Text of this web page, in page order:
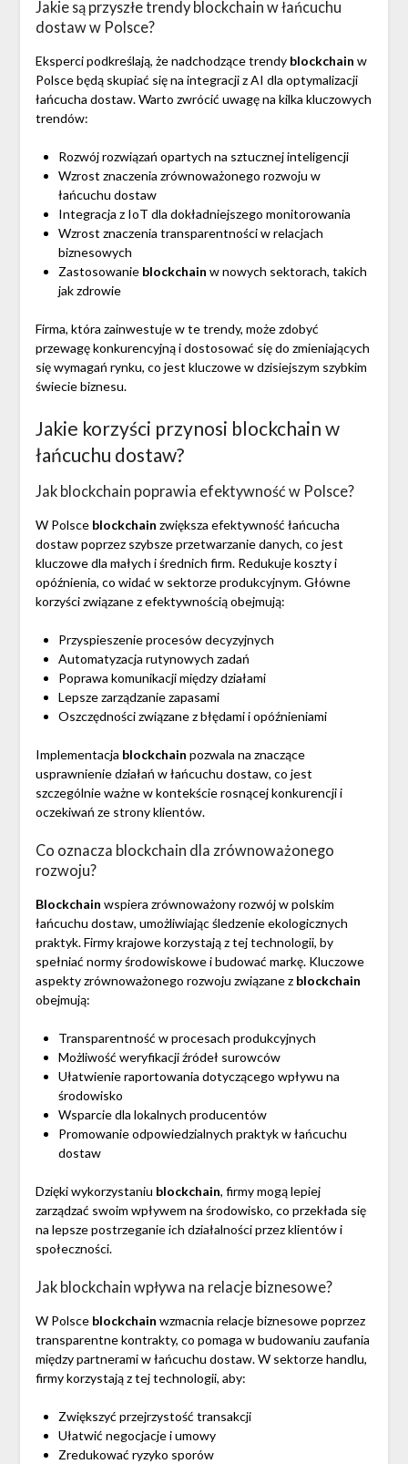
Jakie są przyszłe trendy blockchain w łańcuchu
dostaw w Polsce?
Eksperci podkreślają, że nadchodzące trendy blockchain w
Polsce będą skupiać się na integracji z AI dla optymalizacji
łańcucha dostaw. Warto zwrócić uwagę na kilka kluczowych
trendów:
Rozwój rozwiązań opartych na sztucznej inteligencji
Wzrost znaczenia zrównoważonego rozwoju w
łańcuchu dostaw
Integracja z IoT dla dokładniejszego monitorowania
Wzrost znaczenia transparentności w relacjach
biznesowych
Zastosowanie blockchain w nowych sektorach, takich
jak zdrowie
Firma, która zainwestuje w te trendy, może zdobyć
przewagę konkurencyjną i dostosować się do zmieniających
się wymagań rynku, co jest kluczowe w dzisiejszym szybkim
świecie biznesu.
Jakie korzyści przynosi blockchain w
łańcuchu dostaw?
Jak blockchain poprawia efektywność w Polsce?
W Polsce blockchain zwiększa efektywność łańcucha
dostaw poprzez szybsze przetwarzanie danych, co jest
kluczowe dla małych i średnich firm. Redukuje koszty i
opóźnienia, co widać w sektorze produkcyjnym. Główne
korzyści związane z efektywnością obejmują:
Przyspieszenie procesów decyzyjnych
Automatyzacja rutynowych zadań
Poprawa komunikacji między działami
Lepsze zarządzanie zapasami
Oszczędności związane z błędami i opóźnieniami
Implementacja blockchain pozwala na znaczące
usprawnienie działań w łańcuchu dostaw, co jest
szczególnie ważne w kontekście rosnącej konkurencji i
oczekiwań ze strony klientów.
Co oznacza blockchain dla zrównoważonego
rozwoju?
Blockchain wspiera zrównoważony rozwój w polskim
łańcuchu dostaw, umożliwiając śledzenie ekologicznych
praktyk. Firmy krajowe korzystają z tej technologii, by
spełniać normy środowiskowe i budować markę. Kluczowe
aspekty zrównoważonego rozwoju związane z blockchain
obejmują:
Transparentność w procesach produkcyjnych
Możliwość weryfikacji źródeł surowców
Ułatwienie raportowania dotyczącego wpływu na
środowisko
Wsparcie dla lokalnych producentów
Promowanie odpowiedzialnych praktyk w łańcuchu
dostaw
Dzięki wykorzystaniu blockchain, firmy mogą lepiej
zarządzać swoim wpływem na środowisko, co przekłada się
na lepsze postrzeganie ich działalności przez klientów i
społeczności.
Jak blockchain wpływa na relacje biznesowe?
W Polsce blockchain wzmacnia relacje biznesowe poprzez
transparentne kontrakty, co pomaga w budowaniu zaufania
między partnerami w łańcuchu dostaw. W sektorze handlu,
firmy korzystają z tej technologii, aby:
Zwiększyć przejrzystość transakcji
Ułatwić negocjacje i umowy
Zredukować ryzyko sporów